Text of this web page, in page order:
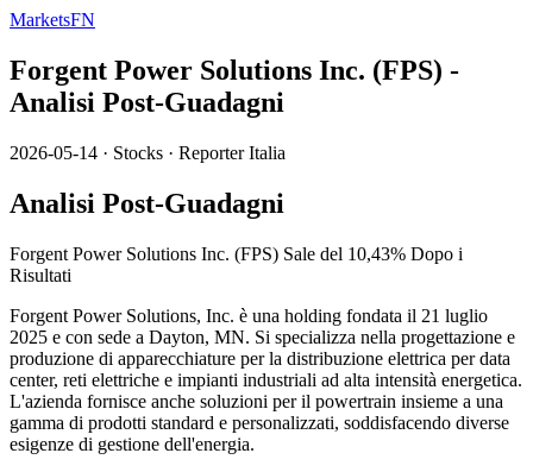
MarketsFN
Forgent Power Solutions Inc. (FPS) -
Analisi Post-Guadagni
2026-05-14 · Stocks · Reporter Italia
Analisi Post-Guadagni
Forgent Power Solutions Inc. (FPS) Sale del 10,43% Dopo i
Risultati
Forgent Power Solutions, Inc. è una holding fondata il 21 luglio
2025 e con sede a Dayton, MN. Si specializza nella progettazione e
produzione di apparecchiature per la distribuzione elettrica per data
center, reti elettriche e impianti industriali ad alta intensità energetica.
L'azienda fornisce anche soluzioni per il powertrain insieme a una
gamma di prodotti standard e personalizzati, soddisfacendo diverse
esigenze di gestione dell'energia.